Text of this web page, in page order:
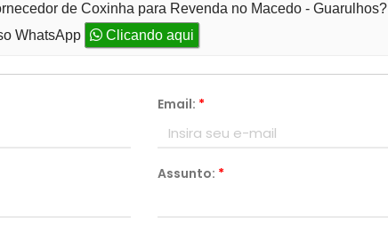
de Coxinha para Revenda no Macedo - Guarulhos?
WhatsApp Clicando aqui
Email: *
Assunto: *